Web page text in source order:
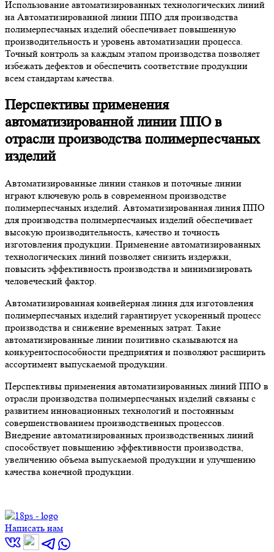
Использование автоматизированных технологических линий
на Автоматизированной линии ППО для производства
полимерпесчаных изделий обеспечивает повышенную
производительность и уровень автоматизации процесса.
Точный контроль за каждым этапом производства позволяет
избежать дефектов и обеспечить соответствие продукции
всем стандартам качества.
Перспективы применения
автоматизированной линии ППО в
отрасли производства полимерпесчаных
изделий
Автоматизированные линии станков и поточные линии
играют ключевую роль в современном производстве
полимерпесчаных изделий. Автоматизированная линия ППО
для производства полимерпесчаных изделий обеспечивает
высокую производительность, качество и точность
изготовления продукции. Применение автоматизированных
технологических линий позволяет снизить издержки,
повысить эффективность производства и минимизировать
человеческий фактор.
Автоматизированная конвейерная линия для изготовления
полимерпесчаных изделий гарантирует ускоренный процесс
производства и снижение временных затрат. Такие
автоматизированные линии позитивно сказываются на
конкурентоспособности предприятия и позволяют расширить
ассортимент выпускаемой продукции.
Перспективы применения автоматизированных линий ППО в
отрасли производства полимерпесчаных изделий связаны с
развитием инновационных технологий и постоянным
совершенствованием производственных процессов.
Внедрение автоматизированных производственных линий
способствует повышению эффективности производства,
увеличению объема выпускаемой продукции и улучшению
качества конечной продукции.
Написать нам